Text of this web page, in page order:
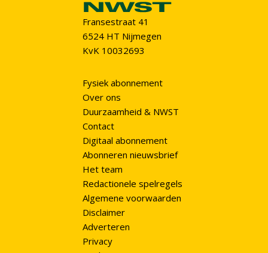
Fransestraat 41
6524 HT Nijmegen
KvK 10032693
Fysiek abonnement
Over ons
Duurzaamheid & NWST
Contact
Digitaal abonnement
Abonneren nieuwsbrief
Het team
Redactionele spelregels
Algemene voorwaarden
Disclaimer
Adverteren
Privacy